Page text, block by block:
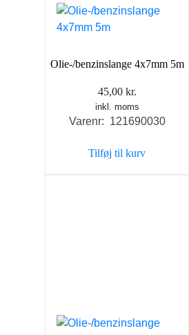
Olie-/benzinslange 4x7mm 5m
45,00 kr.
inkl. moms
Varenr: 121690030
Tilføj til kurv